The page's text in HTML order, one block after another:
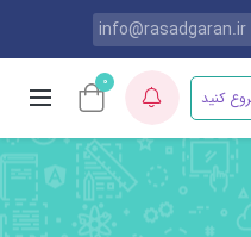
info@rasadgaran.ir
کنید
0